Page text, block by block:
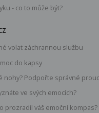
- co to může být?
volat záchrannou službu
do kapsy
nohy? Podpořte správné
ve svých emocích?
prozradil váš emoční kompas?